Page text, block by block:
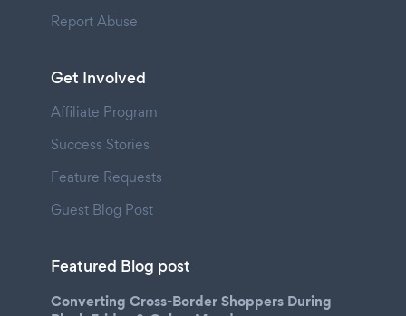
Report Abuse
Get Involved
Affiliate Program
Success Stories
Feature Requests
Guest Blog Post
Featured Blog post
Converting Cross-Border Shoppers During